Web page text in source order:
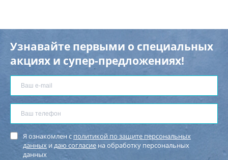
Узнавайте первыми о специальных
акциях и супер-предложениях!
Я ознакомлен с политикой по защите персональных
данных идаю согласие на обработку персональных
данных